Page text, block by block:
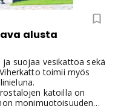
alusta
suojaa vesikattoa sekä
toimii myös
katoilla on
monimuotoisuuden